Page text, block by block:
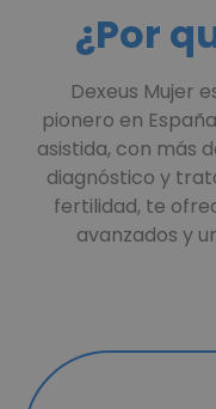
¿Por
Dexeus Mujer
pionero en
asistida, con más
diagnóstico y
fertilidad, te
avanzados y